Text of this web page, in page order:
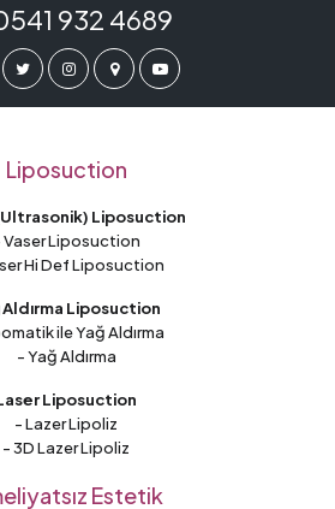
932 4689
Liposuction
Liposuction
Vaser Liposuction
Hi Def Liposuction
Aldırma Liposuction
ile Yağ Aldırma
- Yağ Aldırma
Liposuction
- Lazer Lipoliz
- 3D Lazer Lipoliz
Estetik